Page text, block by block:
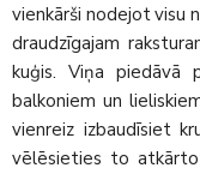
vienkārši nodejot visu
draudzīgajam
kuģis. Viņa piedāvā
balkoniem un
vienreiz izbaudīsiet
vēlēsieties to